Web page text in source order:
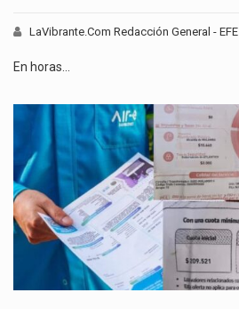
LaVibrante.Com Redacción General - EFE
En horas…